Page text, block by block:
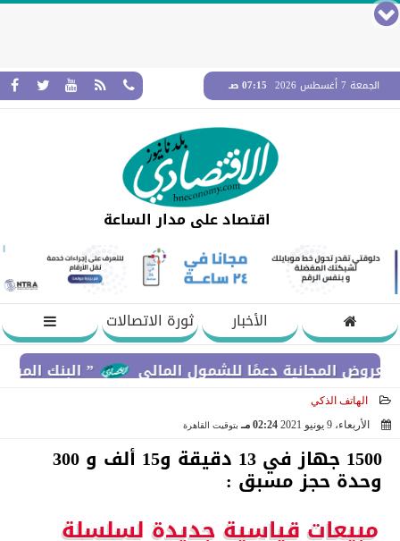
الجمعة 7 أغسطس 2026 07:15 صـ
اقتصاد على مدار الساعة
الأخبار
ثورة الاتصالات
” البنك المركزي” : معدلات الشمول المالي
دعمًا للشمول المالي
الهاتف الذكي
الأربعاء، 9 يونيو 2021
02:24 مـ بتوقيت القاهرة
1500 جهاز في 13 دقيقة و15 ألف و 300
وحدة حجز مسبق :
مبيعات قياسية جديدة لسلسلة